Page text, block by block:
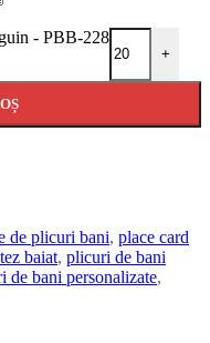
- PBB-228
+
de plicuri bani, place card
baiat, plicuri de bani
de bani personalizate,